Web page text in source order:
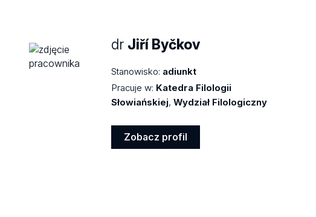
dr Jiří Byčkov
Stanowisko: adiunkt
Pracuje w: Katedra Filologii
Słowiańskiej, Wydział Filologiczny
Zobacz profil